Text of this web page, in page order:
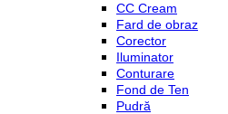
CC Cream
Fard de obraz
Corector
Iluminator
Conturare
Fond de Ten
Pudră